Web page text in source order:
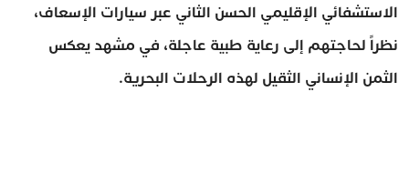
الاستشفائي الإقليمي الحسن الثاني عبر سيارات الإسعاف،
نظراً لحاجتهم إلى رعاية طبية عاجلة، في مشهد يعكس
الثمن الإنساني الثقيل لهذه الرحلات البحرية.